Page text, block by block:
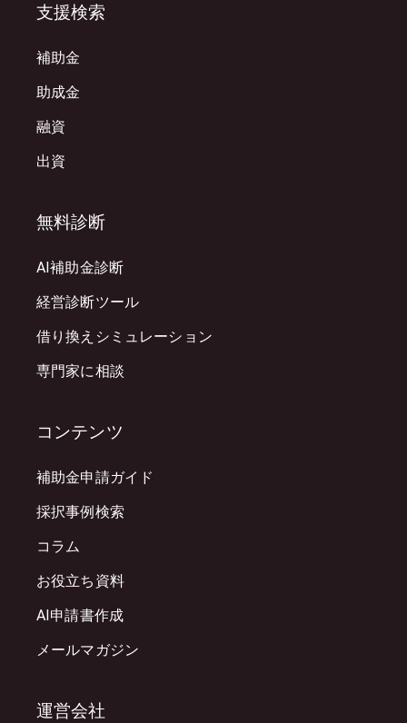
支援検索
補助金
助成金
融資
出資
無料診断
AI補助金診断
経営診断ツール
借り換えシミュレーション
専門家に相談
コンテンツ
補助金申請ガイド
採択事例検索
コラム
お役立ち資料
AI申請書作成
メールマガジン
運営会社